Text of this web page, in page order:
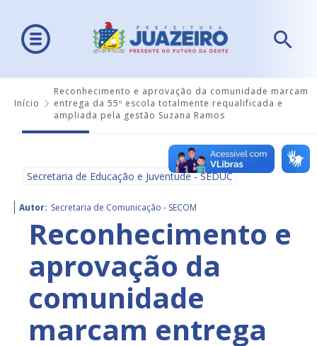
Início
Reconhecimento e aprovação da comunidade marcam
entrega da 55º escola totalmente requalificada e
ampliada pela gestão Suzana Ramos
Secretaria de Educação e Juventude - SEDUC
Autor: Secretaria de Comunicação - SECOM
Reconhecimento e
aprovação da
comunidade
marcam entrega